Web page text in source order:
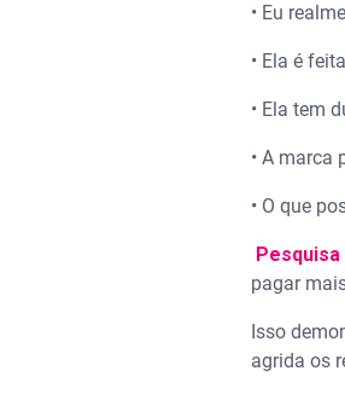
• Eu
• Ela é
• Ela tem
• A marca
• O que
Pesquisa
pagar
Isso
agrida os